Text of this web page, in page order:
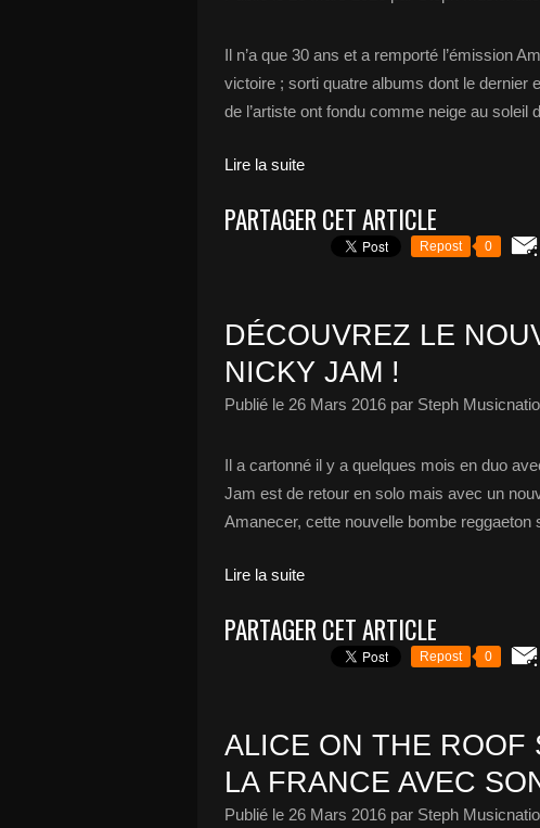
Il n’a que 30 ans et a remporté l’émission
victoire ; sorti quatre albums dont le dernier
de l’artiste ont fondu comme neige au soleil
Lire la suite
PARTAGER CET ARTICLE
Repost 0
DÉCOUVREZ LE
NICKY JAM !
Publié le 26 Mars 2016 par Steph
Il a cartonné il y a quelques mois en duo
Jam est de retour en solo mais avec un
Amanecer, cette nouvelle bombe
Lire la suite
PARTAGER CET ARTICLE
Repost 0
ALICE ON THE ROOF
LA FRANCE AVEC
Publié le 26 Mars 2016 par Steph